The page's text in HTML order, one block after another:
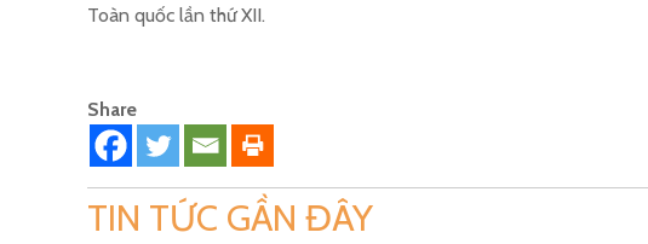
Toàn quốc lần thứ XII.
Share
TIN TỨC GẦN ĐÂY